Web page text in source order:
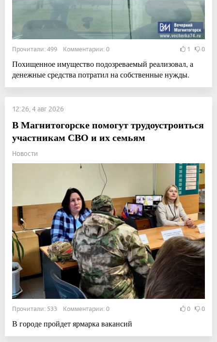
Прочитали: 499 Комментарии: 0 1 0
Похищенное имущество подозреваемый реализовал, а
денежные средства потратил на собственные нужды.
12:26, 4 авг 2026
В Магнитогорске помогут трудоустроиться
участникам СВО и их семьям
Новости
Прочитали: 533 Комментарии: 0 0 0
В городе пройдет ярмарка вакансий